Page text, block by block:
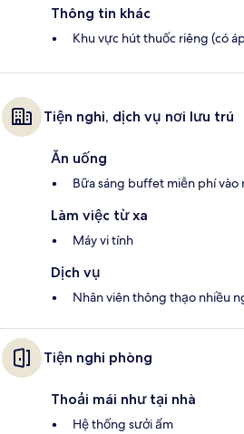
Thông tin khác
Khu vực hút thuốc riêng (có
Tiện nghi, dịch vụ nơi lưu trú
Ăn uống
Bữa sáng buffet miễn phí
Làm việc từ xa
Máy vi tính
Dịch vụ
Nhân viên thông thạo nhiều
Tiện nghi phòng
Thoải mái như tại nhà
Hệ thống sưởi ẩm